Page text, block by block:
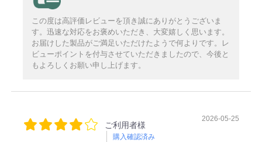
この度は高評価レビューを頂き誠にありがとうございま
す。迅速な対応をお褒めいただき、大変嬉しく思います。
お届けした製品がご満足いただけたようで何よりです。レ
ビューポイントを付与させていただきましたので、今後と
もよろしくお願い申し上げます。
ご利用者様
購入確認済み
2026-05-25